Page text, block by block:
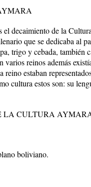
el decaimiento de la
que se dedicaba al
trigo y cebada, también
varios reinos además
estaban
cultura estos son: su
LA CULTURA
boliviano.